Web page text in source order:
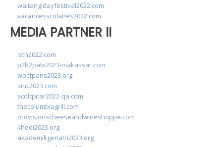
waitangidayfestival2022.com
vacancesscolaires2022.com
MEDIA PARTNER II
isth2022.com
p2b2pabi2023-makassar.com
wocfparis2023.org
sinc2023.com
scdlqatar2022-qa.com
thecolumbiagrill.com
provisionscheeseandwineshoppe.com
khedi2023.org
akademikgeriatri2023.org